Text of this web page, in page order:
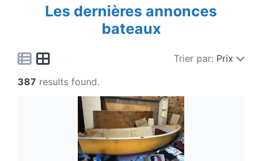
Les dernières annonces
bateaux
Trier par: Prix
387 results found.